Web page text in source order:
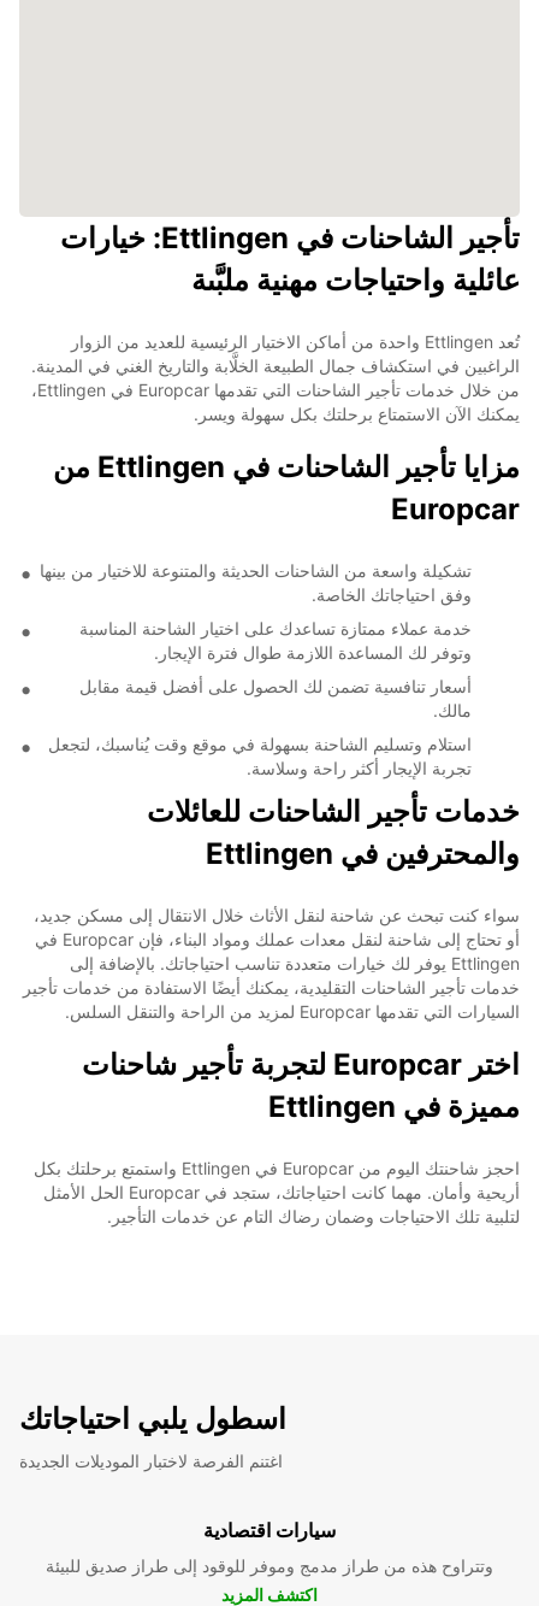
تأجير الشاحنات في Ettlingen: خيارات
عائلية واحتياجات مهنية ملبَّىة
تُعد Ettlingen واحدة من أماكن الاختيار الرئيسية للعديد من الزوار
الراغبين في استكشاف جمال الطبيعة الخلَّابة والتاريخ الغني في المدينة.
من خلال خدمات تأجير الشاحنات التي تقدمها Europcar في Ettlingen،
يمكنك الآن الاستمتاع برحلتك بكل سهولة ويسر.
مزايا تأجير الشاحنات في Ettlingen من
Europcar
تشكيلة واسعة من الشاحنات الحديثة والمتنوعة للاختيار من بينها
وفق احتياجاتك الخاصة.
خدمة عملاء ممتازة تساعدك على اختيار الشاحنة المناسبة
وتوفر لك المساعدة اللازمة طوال فترة الإيجار.
أسعار تنافسية تضمن لك الحصول على أفضل قيمة مقابل
مالك.
استلام وتسليم الشاحنة بسهولة في موقع وقت يُناسبك، لتجعل
تجربة الإيجار أكثر راحة وسلاسة.
خدمات تأجير الشاحنات للعائلات
والمحترفين في Ettlingen
سواء كنت تبحث عن شاحنة لنقل الأثاث خلال الانتقال إلى مسكن جديد،
أو تحتاج إلى شاحنة لنقل معدات عملك ومواد البناء، فإن Europcar في
Ettlingen يوفر لك خيارات متعددة تناسب احتياجاتك. بالإضافة إلى
خدمات تأجير الشاحنات التقليدية، يمكنك أيضًا الاستفادة من خدمات تأجير
السيارات التي تقدمها Europcar لمزيد من الراحة والتنقل السلس.
اختر Europcar لتجربة تأجير شاحنات
مميزة في Ettlingen
احجز شاحنتك اليوم من Europcar في Ettlingen واستمتع برحلتك بكل
أريحية وأمان. مهما كانت احتياجاتك، ستجد في Europcar الحل الأمثل
لتلبية تلك الاحتياجات وضمان رضاك التام عن خدمات التأجير.
اسطول يلبي احتياجاتك
اغتنم الفرصة لاختبار الموديلات الجديدة
سيارات اقتصادية
وتتراوح هذه من طراز مدمج وموفر للوقود إلى طراز صديق للبيئة
اكتشف المزيد